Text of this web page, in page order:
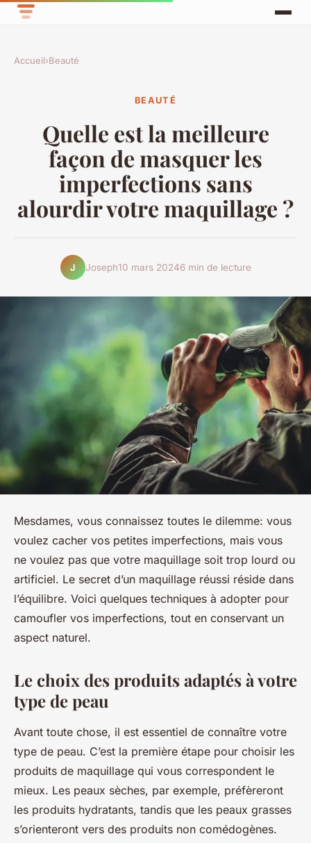
Accueil›Beauté
BEAUTÉ
Quelle est la meilleure
façon de masquer les
imperfections sans
alourdir votre maquillage ?
J Joseph10 mars 20246 min de lecture
Mesdames, vous connaissez toutes le dilemme: vous
voulez cacher vos petites imperfections, mais vous
ne voulez pas que votre maquillage soit trop lourd ou
artificiel. Le secret d’un maquillage réussi réside dans
l’équilibre. Voici quelques techniques à adopter pour
camoufler vos imperfections, tout en conservant un
aspect naturel.
Le choix des produits adaptés à votre
type de peau
Avant toute chose, il est essentiel de connaître votre
type de peau. C’est la première étape pour choisir les
produits de maquillage qui vous correspondent le
mieux. Les peaux sèches, par exemple, préfèreront
les produits hydratants, tandis que les peaux grasses
s’orienteront vers des produits non comédogènes.